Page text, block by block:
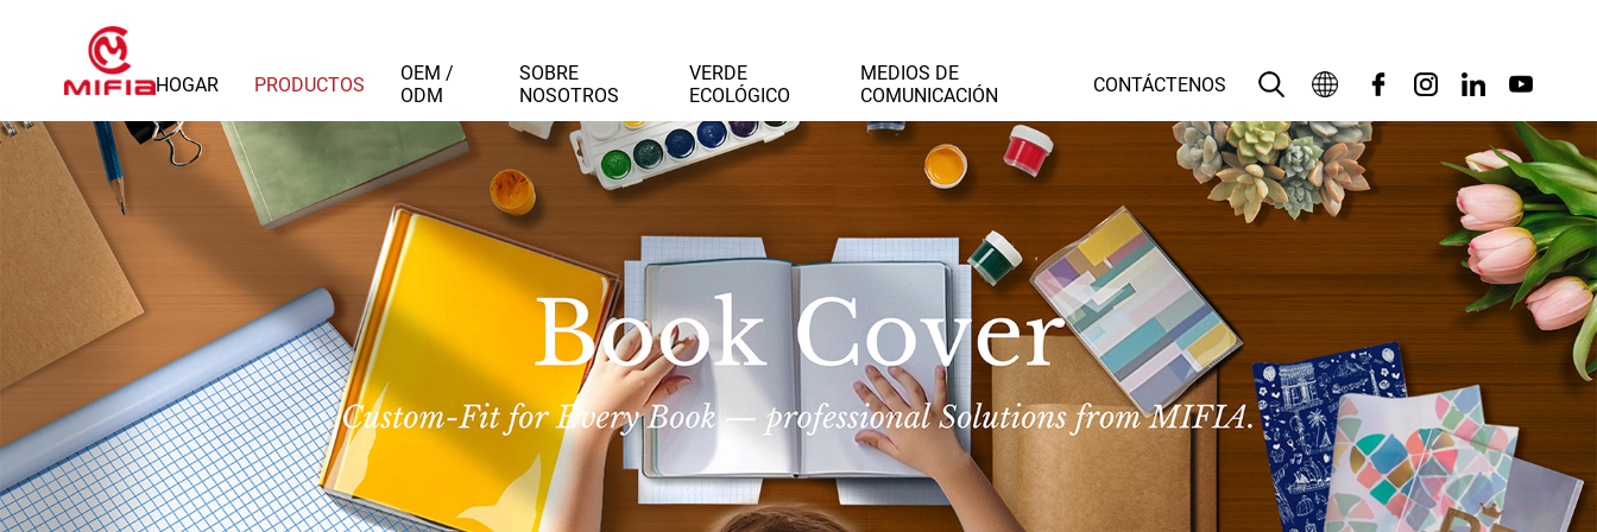
HOGAR PRODUCTOS
OEM /
ODM
SOBRE
NOSOTROS
VERDE
ECOLÓGICO
MEDIOS DE
COMUNICACIÓN
CONTÁCTENOS
Español
English
Français
Bahasa Indonesia
Italiano